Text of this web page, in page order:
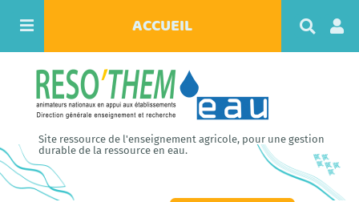
ACCUEIL
c
e
r
Site ressource de l'enseignement agricole, pour une gestion
durable de la ressource en eau.